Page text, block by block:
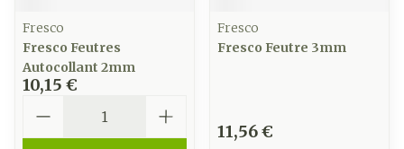
Fresco
Fresco Feutres
Autocollant 2mm
10,15 €
Fresco
Fresco Feutre 3mm
11,56 €